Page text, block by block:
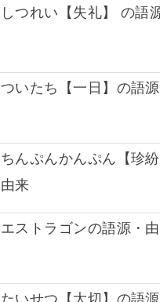
しつれい【失礼】 の語
ついたち【一日】の語
ちんぷんかんぷん【珍
由来
エストラゴンの語源・
たいせつ【大切】の語